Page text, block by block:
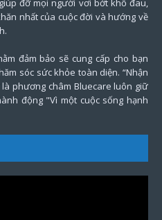
đỡ mọi người vơi bớt khổ đau,
nhất của cuộc đời và hướng về
đảm bảo sẽ cung cấp cho bạn
sóc sức khỏe toàn diện. “Nhận
phương châm Bluecare luôn giữ
động "Vì một cuộc sống hạnh